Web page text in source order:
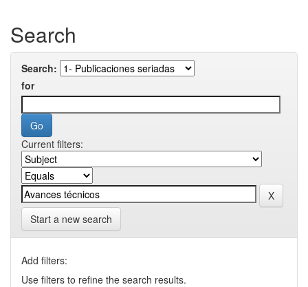
Search
Search:
for
Current filters:
Start a new search
Add filters:
Use filters to refine the search results.